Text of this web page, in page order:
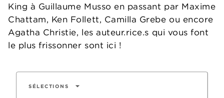
King à Guillaume Musso en passant par Maxime
Chattam, Ken Follett, Camilla Grebe ou encore
Agatha Christie, les auteur.rice.s qui vous font
le plus frissonner sont ici !
SÉLECTIONS arrow_drop_down